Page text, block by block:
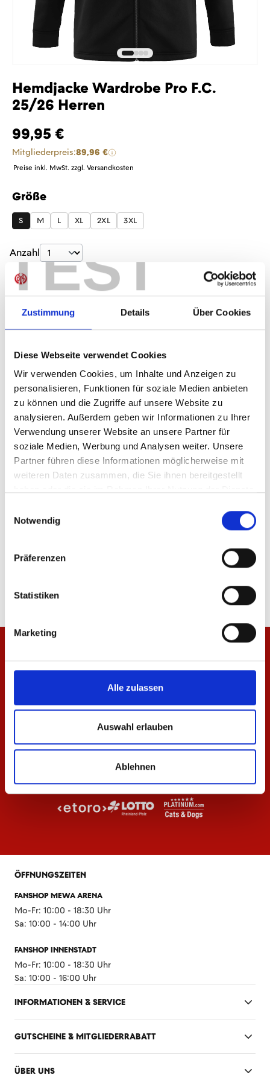
TEST
Zustimmung Details Über Cookies
Diese Webseite verwendet Cookies
Wir verwenden Cookies, um Inhalte und Anzeigen zu
personalisieren, Funktionen für soziale Medien anbieten
zu können und die Zugriffe auf unsere Website zu
analysieren. Außerdem geben wir Informationen zu Ihrer
Verwendung unserer Website an unsere Partner für
soziale Medien, Werbung und Analysen weiter. Unsere
Partner führen diese Informationen möglicherweise mit
weiteren Daten zusammen, die Sie ihnen bereitgestellt
Notwendig
Präferenzen
Statistiken
Marketing
Alle zulassen
Auswahl erlauben
Ablehnen
Hemdjacke Wardrobe Pro F.C.
25/26 Herren
99,95 €
Mitgliederpreis:89,96 €
Preise inkl. MwSt. zzgl. Versandkosten
Größe
auswählen
S M L XL 2XL 3XL
Produkt Anzahl: Gib den gewünschten
Anzahl
Sofort verfügbar, Lieferzeit: 5-7 Tage
Produktdetails
ÄHNLICHE PRODUKTE
Hoodie Wardrobe
ÖFFNUNGSZEITEN
FANSHOP MEWA ARENA
Mo-Fr: 10:00 - 18:30 Uhr
Sa: 10:00 - 14:00 Uhr
FANSHOP INNENSTADT
Mo-Fr: 10:00 - 18:30 Uhr
Sa: 10:00 - 16:00 Uhr
INFORMATIONEN & SERVICE
GUTSCHEINE & MITGLIEDERRABATT
ÜBER UNS